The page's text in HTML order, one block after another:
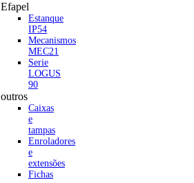
Efapel
Estanque
IP54
Mecanismos
MEC21
Serie
LOGUS
90
outros
Caixas
e
tampas
Enroladores
e
extensões
Fichas